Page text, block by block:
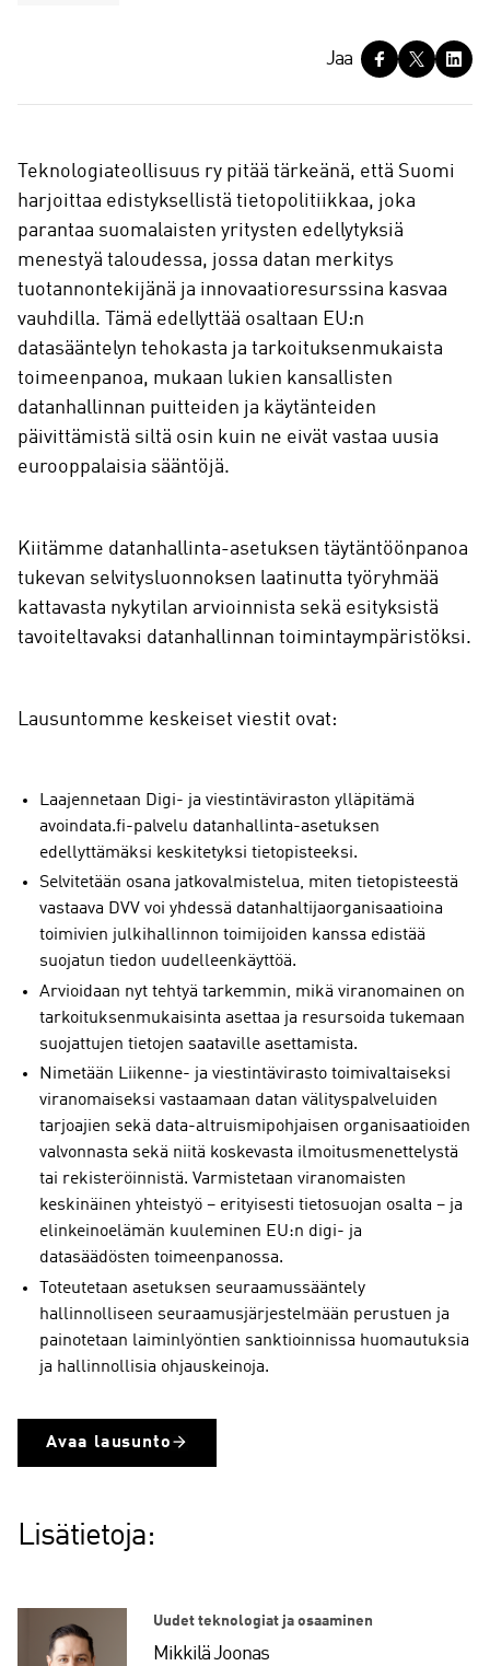
a
Jaa
Teknologiateollisuus ry pitää tärkeänä, että Suomi
harjoittaa edistyksellistä tietopolitiikkaa, joka
parantaa suomalaisten yritysten edellytyksiä
menestyä taloudessa, jossa datan merkitys
tuotannontekijänä ja innovaatioresurssina kasvaa
vauhdilla. Tämä edellyttää osaltaan EU:n
datasääntelyn tehokasta ja tarkoituksenmukaista
toimeenpanoa, mukaan lukien kansallisten
datanhallinnan puitteiden ja käytänteiden
päivittämistä siltä osin kuin ne eivät vastaa uusia
eurooppalaisia sääntöjä.
Kiitämme datanhallinta-asetuksen täytäntöönpanoa
tukevan selvitysluonnoksen laatinutta työryhmää
kattavasta nykytilan arvioinnista sekä esityksistä
tavoiteltavaksi datanhallinnan toimintaympäristöksi.
Lausuntomme keskeiset viestit ovat:
Laajennetaan Digi- ja viestintäviraston ylläpitämä
avoindata.fi-palvelu datanhallinta-asetuksen
edellyttämäksi keskitetyksi tietopisteeksi.
Selvitetään osana jatkovalmistelua, miten tietopisteestä
vastaava DVV voi yhdessä datanhaltijaorganisaatioina
toimivien julkihallinnon toimijoiden kanssa edistää
suojatun tiedon uudelleenkäyttöä.
Arvioidaan nyt tehtyä tarkemmin, mikä viranomainen on
tarkoituksenmukaisinta asettaa ja resursoida tukemaan
suojattujen tietojen saataville asettamista.
Nimetään Liikenne- ja viestintävirasto toimivaltaiseksi
viranomaiseksi vastaamaan datan välityspalveluiden
tarjoajien sekä data-altruismipohjaisen organisaatioiden
valvonnasta sekä niitä koskevasta ilmoitusmenettelystä
tai rekisteröinnistä. Varmistetaan viranomaisten
keskinäinen yhteistyö – erityisesti tietosuojan osalta – ja
elinkeinoelämän kuuleminen EU:n digi- ja
datasäädösten toimeenpanossa.
Toteutetaan asetuksen seuraamussääntely
hallinnolliseen seuraamusjärjestelmään perustuen ja
painotetaan laiminlyöntien sanktioinnissa huomautuksia
ja hallinnollisia ohjauskeinoja.
Avaa lausunto
Lisätietoja:
Uudet teknologiat ja osaaminen
Mikkilä Joonas